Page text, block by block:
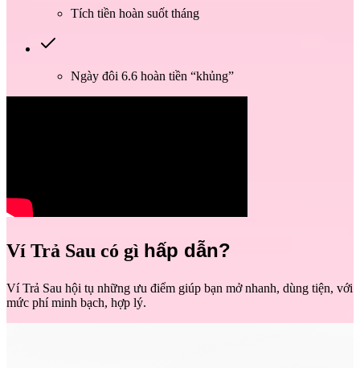
Tích tiền hoàn suốt tháng
Ngày đôi 6.6 hoàn tiền “khủng”
Ví Trả Sau có gì hấp dẫn?
Ví Trả Sau hội tụ những ưu điểm giúp bạn mở nhanh, dùng tiện, với
mức phí minh bạch, hợp lý.